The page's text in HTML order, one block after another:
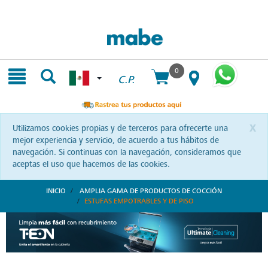
C.P.
0
x
Utilizamos cookies propias y de terceros para ofrecerte una
mejor experiencia y servicio, de acuerdo a tus hábitos de
navegación. Si continuas con la navegación, consideramos que
aceptas el uso que hacemos de las cookies.
INICIO
AMPLIA GAMA DE PRODUCTOS DE COCCIÓN
ESTUFAS EMPOTRABLES Y DE PISO